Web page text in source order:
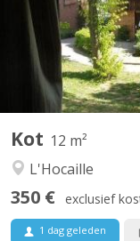
Kot 12 m²
L'Hocaille
350 € exclusief
1 dag geleden